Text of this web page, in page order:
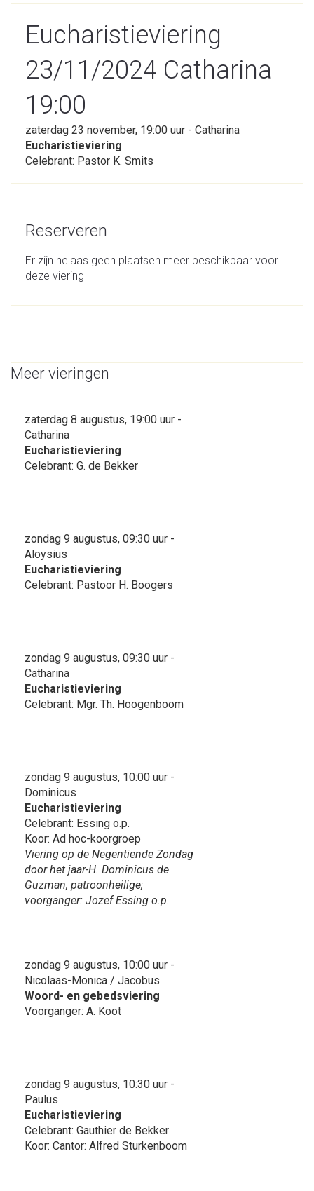
Eucharistieviering
23/11/2024 Catharina
19:00
zaterdag 23 november, 19:00 uur - Catharina
Eucharistieviering
Celebrant: Pastor K. Smits
Reserveren
Er zijn helaas geen plaatsen meer beschikbaar voor
deze viering
Meer vieringen
zaterdag 8 augustus, 19:00 uur -
Catharina
Eucharistieviering
Celebrant: G. de Bekker
zondag 9 augustus, 09:30 uur -
Aloysius
Eucharistieviering
Celebrant: Pastoor H. Boogers
zondag 9 augustus, 09:30 uur -
Catharina
Eucharistieviering
Celebrant: Mgr. Th. Hoogenboom
zondag 9 augustus, 10:00 uur -
Dominicus
Eucharistieviering
Celebrant: Essing o.p.
Koor: Ad hoc-koorgroep
Viering op de Negentiende Zondag
door het jaar-H. Dominicus de
Guzman, patroonheilige;
voorganger: Jozef Essing o.p.
zondag 9 augustus, 10:00 uur -
Nicolaas-Monica / Jacobus
Woord- en gebedsviering
Voorganger: A. Koot
zondag 9 augustus, 10:30 uur -
Paulus
Eucharistieviering
Celebrant: Gauthier de Bekker
Koor: Cantor: Alfred Sturkenboom